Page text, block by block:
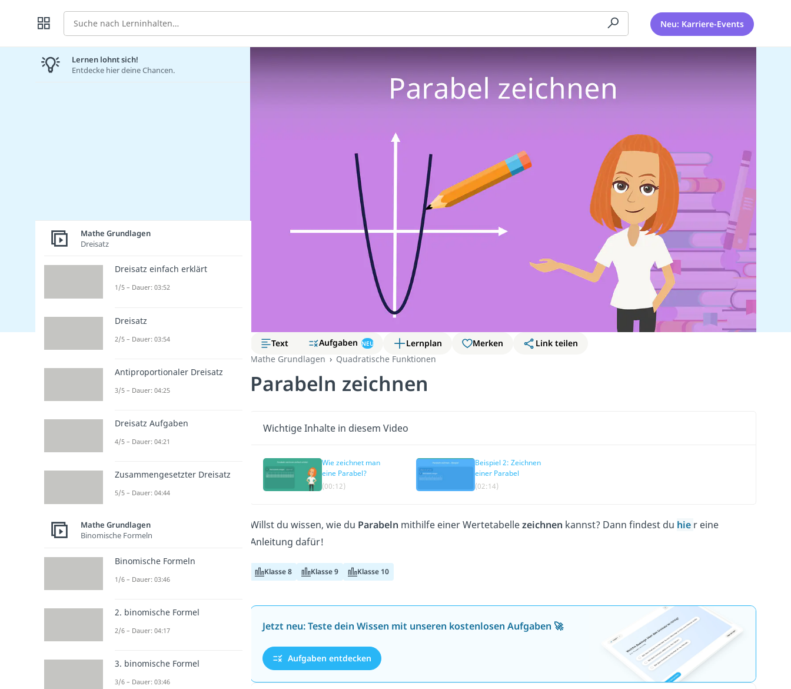
Suche Neu: Karriere-Events
Text Aufgaben NEU Lernplan Merken
Link teilen
Mathe Grundlagen
Quadratische Funktionen
Parabeln zeichnen
Wichtige Inhalte in diesem Video
Wie zeichnet man
eine Parabel?
(00:12)
Beispiel 2: Zeichnen
einer Parabel
(02:14)
Willst du wissen, wie du Parabeln mithilfe einer Wertetabellezeichnen kannst? Dann findest du hie r eine
Anleitung dafür!
Klasse 8 Klasse 9 Klasse 10
Jetzt neu: Teste dein Wissen mit unseren kostenlosen Aufgaben 🚀
Aufgaben entdecken
Lernen lohnt sich!
Entdecke hier deine Chancen.
Mathe Grundlagen
Dreisatz
Dreisatz einfach erklärt
1/5 – Dauer: 03:52
Dreisatz
2/5 – Dauer: 03:54
Antiproportionaler Dreisatz
3/5 – Dauer: 04:25
Dreisatz Aufgaben
4/5 – Dauer: 04:21
Zusammengesetzter Dreisatz
5/5 – Dauer: 04:44
Mathe Grundlagen
Binomische Formeln
Binomische Formeln
1/6 – Dauer: 03:46
2. binomische Formel
2/6 – Dauer: 04:17
3. binomische Formel
3/6 – Dauer: 03:46